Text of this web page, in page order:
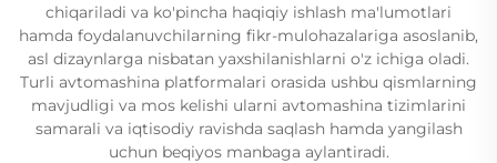
chiqariladi va ko'pincha haqiqiy ishlash ma'lumotlari
hamda foydalanuvchilarning fikr-mulohazalariga asoslanib,
asl dizaynlarga nisbatan yaxshilanishlarni o'z ichiga oladi.
Turli avtomashina platformalari orasida ushbu qismlarning
mavjudligi va mos kelishi ularni avtomashina tizimlarini
samarali va iqtisodiy ravishda saqlash hamda yangilash
uchun beqiyos manbaga aylantiradi.